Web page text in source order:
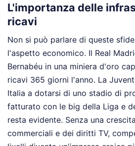
L'importanza delle
ricavi
Non si può parlare di queste
l'aspetto economico. Il Real
Bernabéu in una miniera d'oro
ricavi 365 giorni l'anno. La
Italia a dotarsi di uno stadio di
fatturato con le big della Liga e
resta evidente. Senza una
commerciali e dei diritti TV,